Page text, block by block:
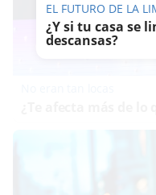
EL FUTURO DE LA
¿Y si tu casa se
descansas?